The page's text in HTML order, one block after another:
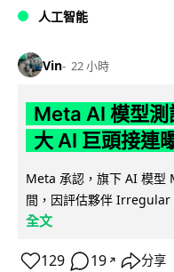
人工智能
Vin 22 小時
Meta AI 模型測
大 AI 巨頭接連
Meta 承認，旗下 AI 模型
間，因評估夥伴 Irregular
全文
129 19 ↗ 分享